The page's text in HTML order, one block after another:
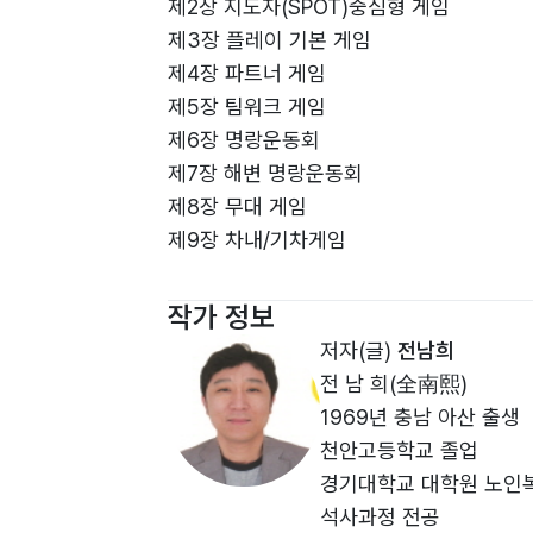
제2장 지도자(SPOT)중심형 게임
제3장 플레이 기본 게임
제4장 파트너 게임
제5장 팀워크 게임
제6장 명랑운동회
제7장 해변 명랑운동회
제8장 무대 게임
제9장 차내/기차게임
제11장 연수와 산행
제12장 벌칙 게임
제13장 캠프 놀이와 게임
제14장 기족 사내 게임
제15장 엽기 게임
제16장 기네스 게임
제17장 현장 퀴즈 모음
작가 정보
저자(글) 전남희
전 남 희(全南熙)
1969년 충남 아산 출생
천안고등학교 졸업
경기대학교 대학원 노인
석사과정 전공